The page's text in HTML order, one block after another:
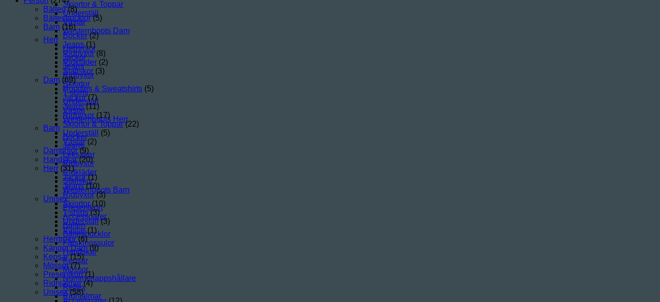
Skjortor & Toppar
Underställ
Västar
Westernboots Dam
Herr
Herrtröjor
Jackor
Jeans
Ridbyxor
Skjortor
T-shirts
Underställ
Västar
Westernboots Herr
Barn
Böcker
Jeans
Leksaker
Ridbyxor
Ridkläder
Stallskor
Westernboots Barn
Unisex
Presentkort
Accessoarer
Bälten
Bältesbucklor
Fårskinnssulor
Handskar
Kepsar
Mössor
Nummerlappshållare
Reflex
Ridhjälmar
Bälten (8)
Bältesbucklor (5)
Barn (16)
Böcker (2)
Jeans (1)
Ridbyxor (8)
Ridkläder (2)
Stallskor (3)
Dam (69)
Hoodies & Sweatshirts (5)
Jackor (7)
Jeans (11)
Ridbyxor (17)
Skjortor & Toppar (22)
Underställ
(5)
Västar (2)
Damtröjor (9)
Handskar (20)
Herr (31)
Jackor (1)
Jeans (10)
Ridbyxor (3)
Skjortor (10)
T-shirts (3)
Underställ (3)
Västar (1)
Herrtröjor (6)
Kängor Dam (9)
Kepsar (15)
Mössor (7)
Presentkort (1)
Ridhjälmar (4)
Unisex (58)